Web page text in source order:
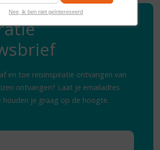
en toe reisinspiratie ontvangen van
ontvangen? Laat je emailadres
houden je graag op de hoogte.
Nee, ik ben niet geïntereseerd